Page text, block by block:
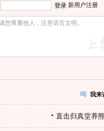
新用户注册
我来
直击归真堂养